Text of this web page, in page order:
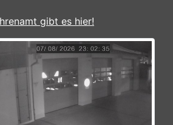
gibt es hier!